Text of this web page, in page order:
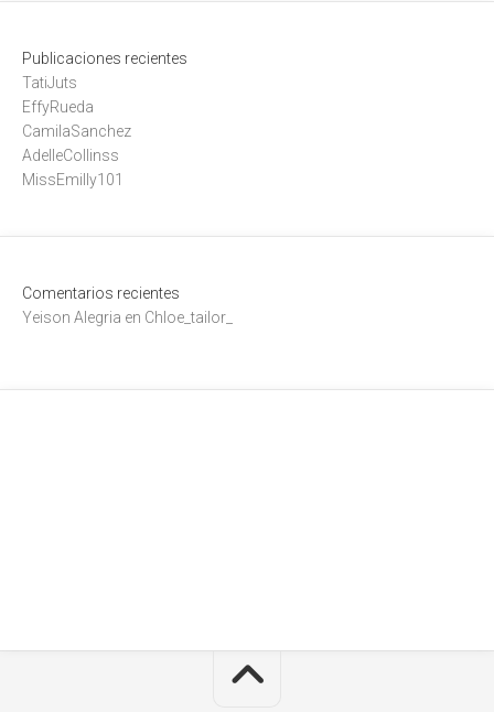
Publicaciones recientes
TatiJuts
EffyRueda
CamilaSanchez
AdelleCollinss
MissEmilly101
Comentarios recientes
Yeison Alegria en Chloe_tailor_